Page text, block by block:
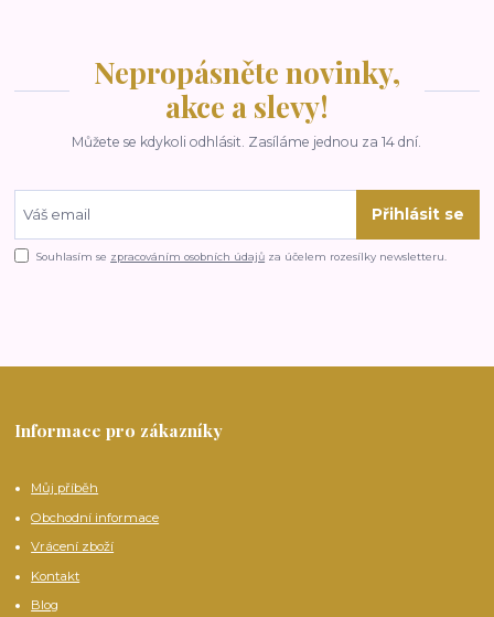
Nepropásněte novinky,
akce a slevy!
Můžete se kdykoli odhlásit. Zasíláme jednou za 14 dní.
Přihlásit se
Souhlasím se zpracováním osobních údajů za účelem rozesílky newsletteru.
Informace pro zákazníky
Můj příběh
Obchodní informace
Vrácení zboží
Kontakt
Blog